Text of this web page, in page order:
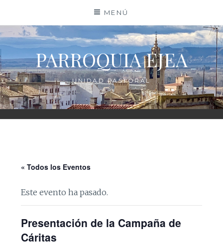
contenido
MENÚ
PARROQUIA EJEA
UNIDAD PASTORAL
« Todos los Eventos
Este evento ha pasado.
Presentación de la Campaña de
Cáritas